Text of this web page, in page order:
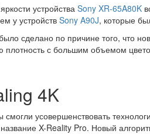
устройства Sony XR-65A80K
у устройств Sony A90J, которые
сделано по причине того, что
плотность с большим объемом
4K
усовершенствовать
X-Reality Pro. Новый